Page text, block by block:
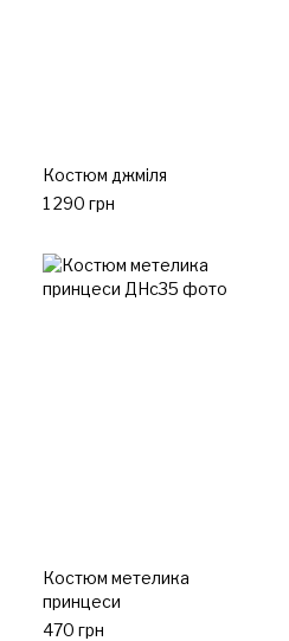
Костюм джміля
1 290 грн
Костюм метелика
принцеси
470 грн